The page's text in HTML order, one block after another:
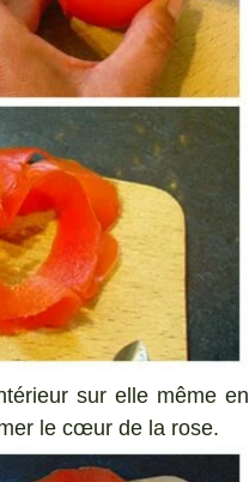
sur elle même en
le cœur de la rose.